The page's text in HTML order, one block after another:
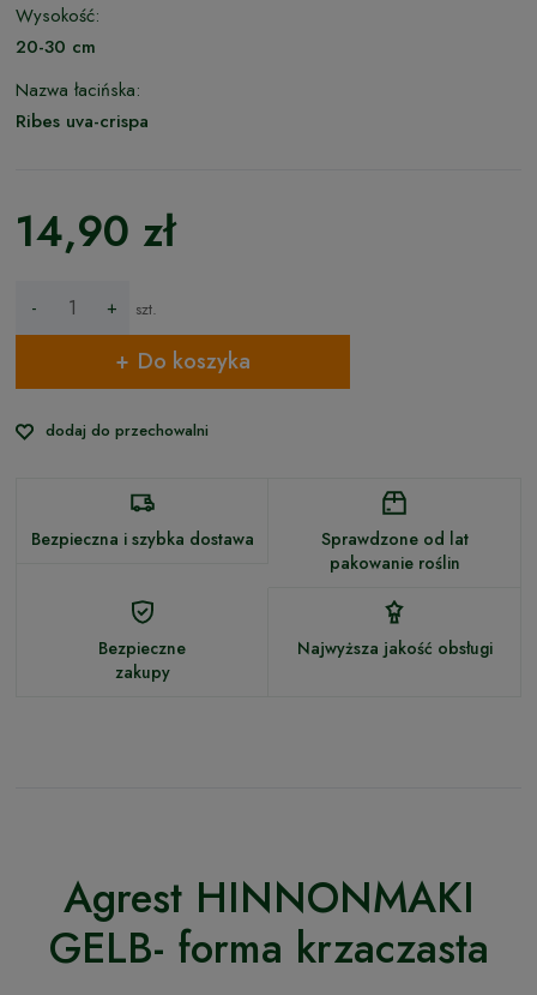
Wysokość:
20-30 cm
Nazwa łacińska:
Ribes uva-crispa
14,90 zł
- + szt.
Do koszyka
dodaj do przechowalni
Bezpieczna i szybka dostawa
Sprawdzone od lat
pakowanie roślin
Bezpieczne
zakupy
Najwyższa jakość obsługi
Agrest HINNONMAKI
GELB- forma krzaczasta